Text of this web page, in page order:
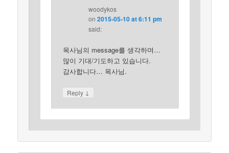
woodykos
on 2015-05-10 at 6:11 pm
said:
목사님의 message를 생각하며…
많이 기대/기도하고 있습니다.
감사합니다… 목사님.
Reply ↓